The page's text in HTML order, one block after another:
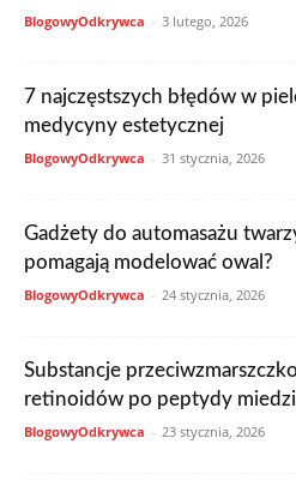
BlogowyOdkrywca - 3 lutego, 2026
7 najczęstszych błędów w
medycyny estetycznej
BlogowyOdkrywca - 31 stycznia, 2026
Gadżety do automasażu
pomagają modelować owal?
BlogowyOdkrywca - 24 stycznia, 2026
Substancje
retinoidów po peptydy
BlogowyOdkrywca - 23 stycznia, 2026